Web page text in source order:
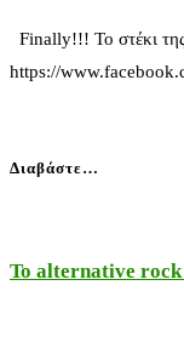
Finally!!! Το στέκι
https://
Διαβάστε…
Το alternative rock